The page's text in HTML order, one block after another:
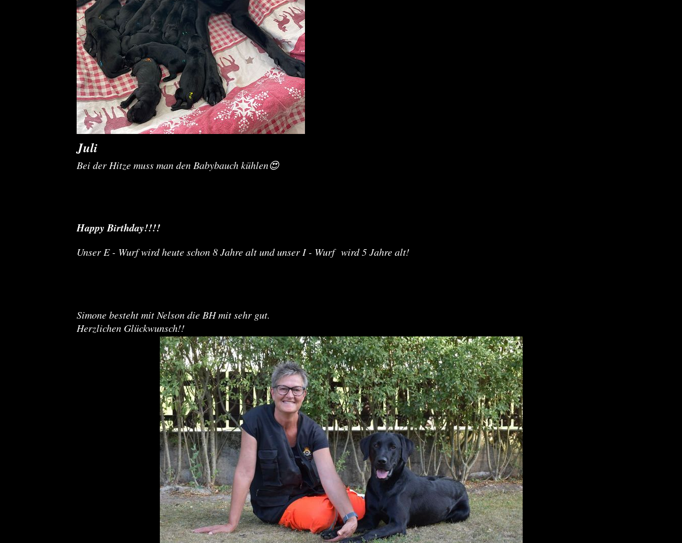
Juli
Bei der Hitze muss man den Babybauch kühlen😍
Happy Birthday!!!!
Unser E - Wurf wird heute schon 8 Jahre alt und unser I - Wurf wird 5 Jahre alt!
Simone besteht mit Nelson die BH mit sehr gut.
Herzlichen Glückwunsch!!